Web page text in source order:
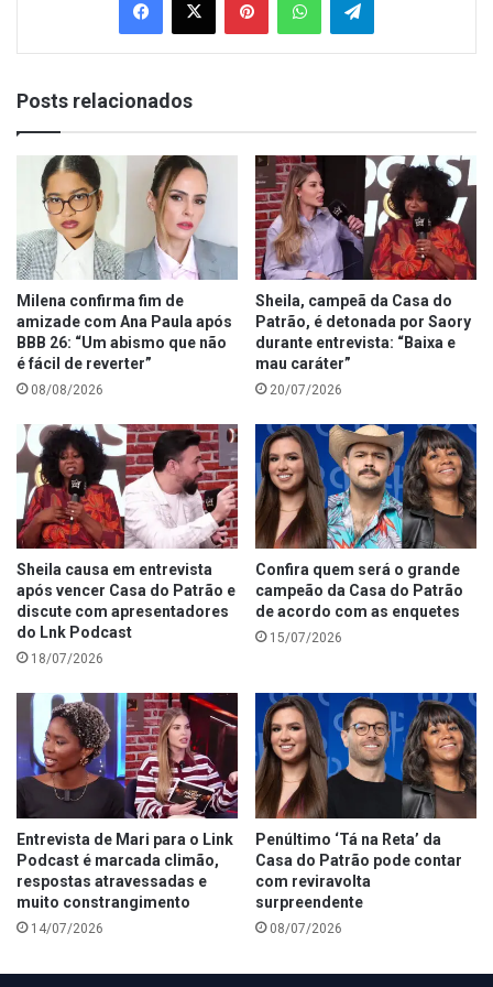
Posts relacionados
Milena confirma fim de
amizade com Ana Paula após
BBB 26: “Um abismo que não
é fácil de reverter”
08/08/2026
Sheila, campeã da Casa do
Patrão, é detonada por Saory
durante entrevista: “Baixa e
mau caráter”
20/07/2026
Sheila causa em entrevista
após vencer Casa do Patrão e
discute com apresentadores
do Lnk Podcast
18/07/2026
Confira quem será o grande
campeão da Casa do Patrão
de acordo com as enquetes
15/07/2026
Entrevista de Mari para o Link
Podcast é marcada climão,
respostas atravessadas e
muito constrangimento
14/07/2026
Penúltimo ‘Tá na Reta’ da
Casa do Patrão pode contar
com reviravolta
surpreendente
08/07/2026